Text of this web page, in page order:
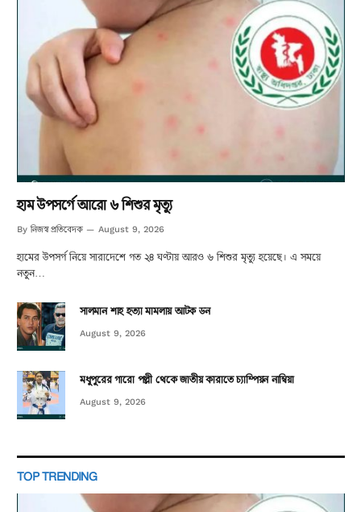
হাম উপসর্গে আরো ৬ শিশুর মৃত্যু
By নিজস্ব প্রতিবেদক August 9, 2026
হামের উপসর্গ নিয়ে সারাদেশে গত ২৪ ঘণ্টায় আরও ৬ শিশুর মৃত্যু হয়েছে। এ সময়ে
নতুন…
সালমান শাহ হত্যা মামলায় আটক ডন
August 9, 2026
মধুপুরের গারো পল্লী থেকে জাতীয় কারাতে চ্যাম্পিয়ন নাম্বিয়া
August 9, 2026
TOP TRENDING